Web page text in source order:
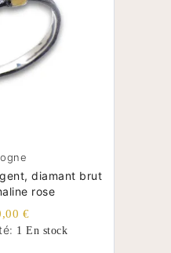
diamant brut
rose
€
1 En stock